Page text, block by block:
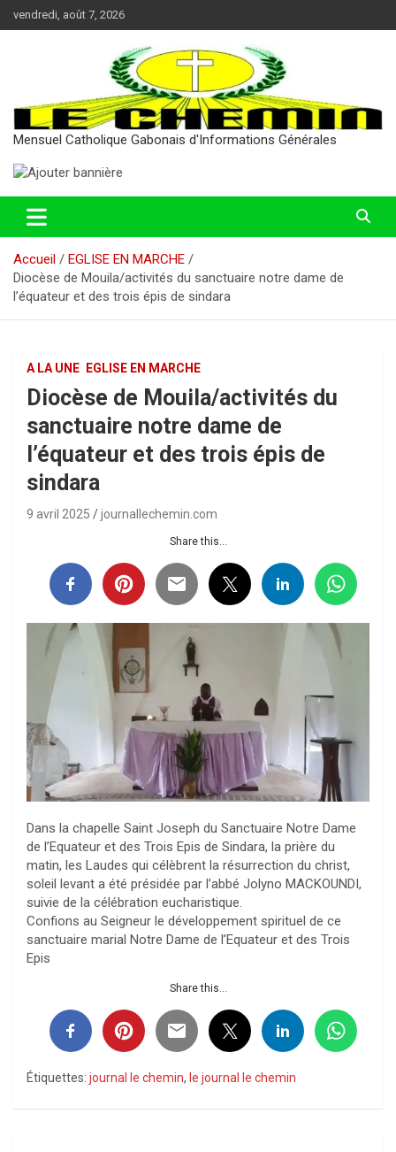
au
vendredi, août 7, 2026
Mensuel Catholique Gabonais d'Informations Générales
Accueil
EGLISE EN MARCHE
Diocèse de Mouila/activités du sanctuaire notre dame de
l’équateur et des trois épis de sindara
A LA UNE EGLISE EN MARCHE
Diocèse de Mouila/activités du
sanctuaire notre dame de
l’équateur et des trois épis de
sindara
9 avril 2025 journallechemin.com
Share this...
Dans la chapelle Saint Joseph du Sanctuaire Notre Dame
de l’Equateur et des Trois Epis de Sindara, la prière du
matin, les Laudes qui célèbrent la résurrection du christ,
soleil levant a été présidée par l’abbé Jolyno MACKOUNDI,
suivie de la célébration eucharistique.
Confions au Seigneur le développement spirituel de ce
sanctuaire marial Notre Dame de l’Equateur et des Trois
Epis
Share this...
Étiquettes: journal le chemin, le journal le chemin